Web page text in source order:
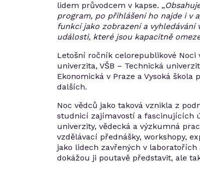
lidem průvodcem v kapse. „
program, po přihlášení ho najde i v
funkcí jako zobrazení a
události, které jsou kapacitně
Letošní ročník celorepublikové
univerzita, VŠB – Technická
Ekonomická v Praze a Vysoká
dalších.
Noc vědců jako taková vznikla z
studnicí zajímavostí a fascinujících
univerzity, vědecká a výzkumná
vzdělávací přednášky, workshopy,
jako lidech zavřených v
dokážou ji poutavě představit, ale